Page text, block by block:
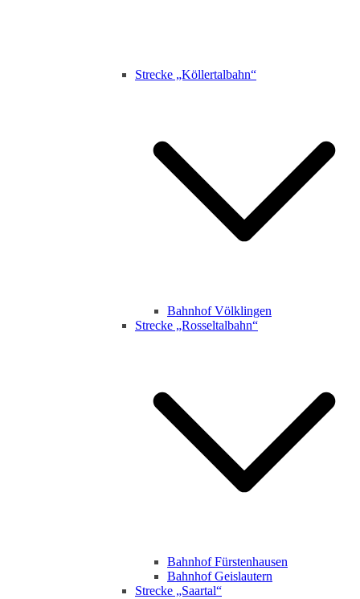
Strecke „Köllertalbahn“
Bahnhof Völklingen
Strecke „Rosseltalbahn“
Bahnhof Fürstenhausen
Bahnhof Geislautern
Strecke „Saartal“